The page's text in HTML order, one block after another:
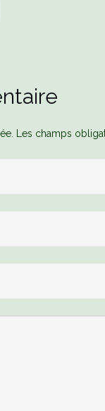
Les champs